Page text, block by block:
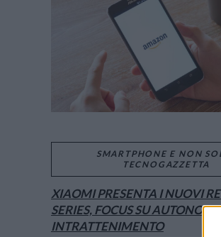
SMARTPHONE E NON
TECNOGAZZETTA
XIAOMI PRESENTA I NUOVI
SERIES, FOCUS SU
INTRATTENIMENTO